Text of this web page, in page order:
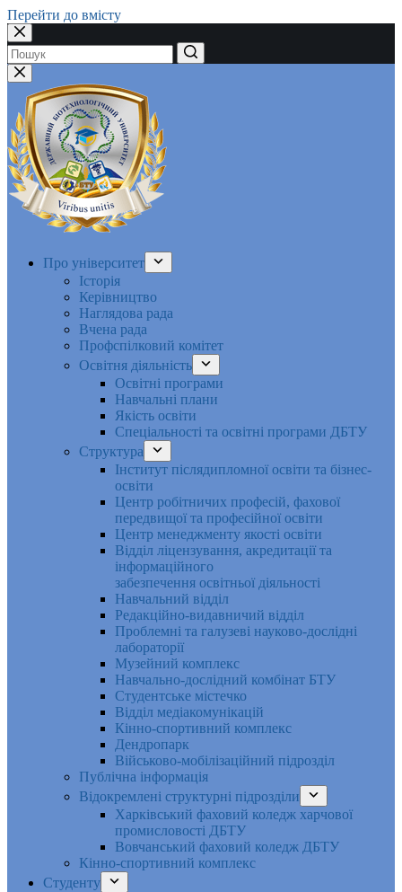
Перейти до вмісту
Немає
результатів
Про університет
Історія
Керівництво
Наглядова рада
Вчена рада
Профспілковий комітет
Освітня діяльність
Освітні програми
Навчальні плани
Якість освіти
Спеціальності та освітні програми ДБТУ
Структура
Інститут післядипломної освіти та бізнес-
освіти
Центр робітничих професій, фахової
передвищої та професійної освіти
Центр менеджменту якості освіти
Відділ ліцензування, акредитації та
інформаційного
забезпечення освітньої діяльності
Навчальний відділ
Редакційно-видавничий відділ
Проблемні та галузеві науково-дослідні
лабораторії
Музейний комплекс
Навчально-дослідний комбінат БТУ
Студентське містечко
Відділ медіакомунікацій
Кінно-спортивний комплекс
Дендропарк
Військово-мобілізаційний підрозділ
Публічна інформація
Відокремлені структурні підрозділи
Харківський фаховий коледж харчової
промисловості ДБТУ
Вовчанський фаховий коледж ДБТУ
Кінно-спортивний комплекс
Студенту